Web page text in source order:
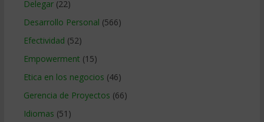
Delegar(22)
Desarrollo Personal (566)
Efectividad (52)
Empowerment (15)
Etica en los negocios (46)
Gerencia de Proyectos (66)
Idiomas (51)